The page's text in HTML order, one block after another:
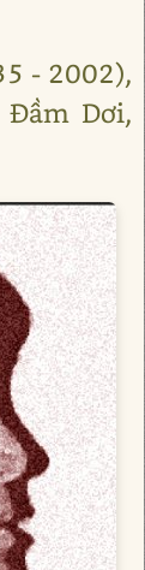
- 2002),
Đầm Dơi,